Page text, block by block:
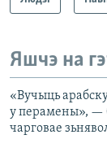
Яшчэ на
«Вучыць
у перамены», —
чарговае